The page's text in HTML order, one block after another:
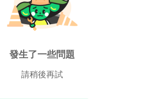
發生了一些問題
請稍後再試